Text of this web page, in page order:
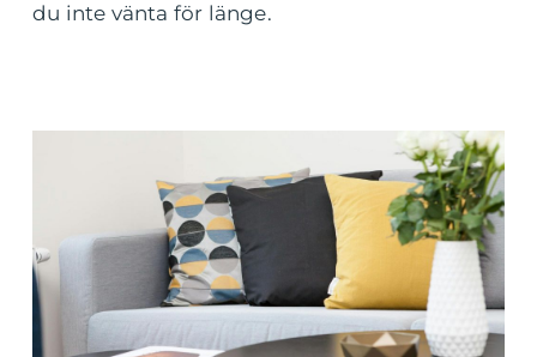
du inte vänta för länge.